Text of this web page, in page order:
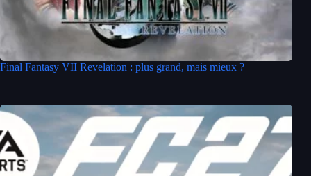
Final Fantasy VII Revelation : plus grand, mais mieux ?